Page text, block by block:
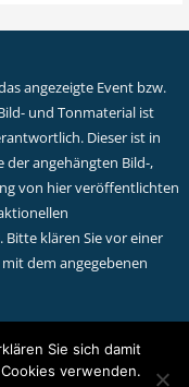
angezeigte Event bzw.
und Tonmaterial ist
Dieser ist in
der angehängten Bild-,
von hier veröffentlichten
klären Sie vor einer
dem angegebenen
Sie sich damit
verwenden.